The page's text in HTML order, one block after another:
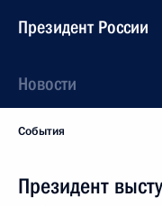
Президент России
Новости
События
Президент